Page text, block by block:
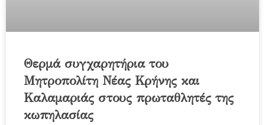
Θερμά συγχαρητήρια του
Μητροπολίτη Νέας Κρήνης και
Καλαμαριάς στους πρωταθλητές της
κωπηλασίας